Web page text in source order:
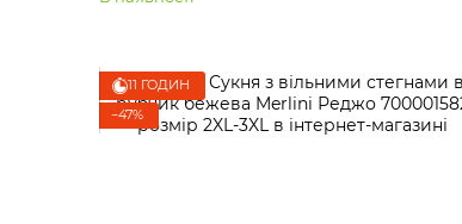
11 ГОДИН
−47%